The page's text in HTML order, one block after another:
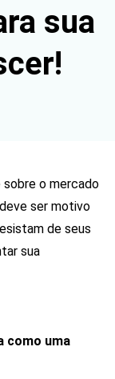
sua
sobre o mercado
ser motivo
de seus
sua
como uma